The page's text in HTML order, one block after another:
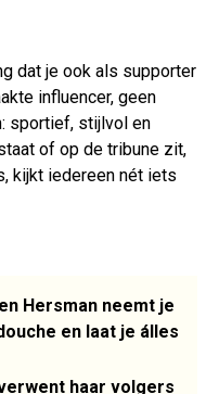
dat je ook als supporter
influencer, geen
sportief, stijlvol en
of op de tribune zit,
kijkt iedereen nét iets
Hersman neemt je
en laat je álles
haar volgers